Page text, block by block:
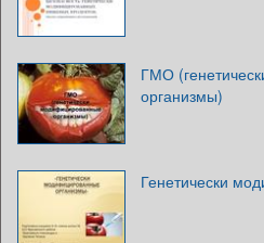
ГМО
организмы)
Генетически